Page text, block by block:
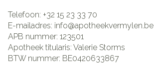
Telefoon: +32 15 23 33 70
E-mailadres: info@apotheekvermylen.be
APB nummer: 123501
Apotheek titularis: Valerie Storms
BTW nummer: BE0420633867